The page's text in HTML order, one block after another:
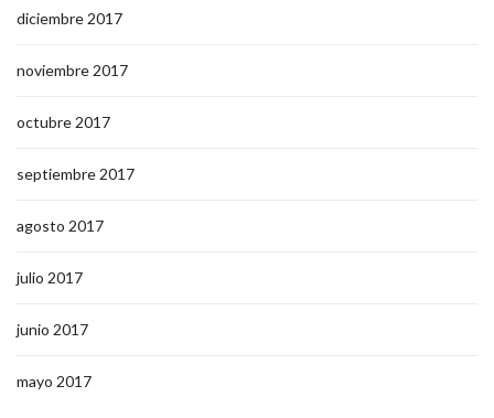
diciembre 2017
noviembre 2017
octubre 2017
septiembre 2017
agosto 2017
julio 2017
junio 2017
mayo 2017